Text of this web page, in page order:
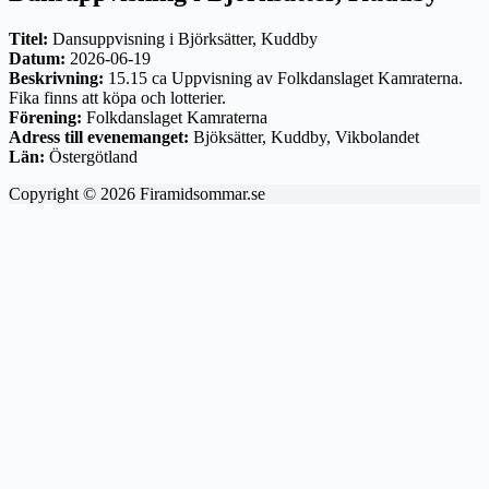
Titel: Dansuppvisning i Björksätter, Kuddby
Datum: 2026-06-19
Beskrivning: 15.15 ca Uppvisning av Folkdanslaget Kamraterna.
Fika finns att köpa och lotterier.
Förening: Folkdanslaget Kamraterna
Adress till evenemanget: Bjöksätter, Kuddby, Vikbolandet
Län: Östergötland
Copyright © 2026 Firamidsommar.se